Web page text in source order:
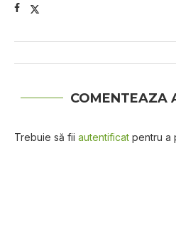
COMENTEAZA
Trebuie să fii autentificat pentru a